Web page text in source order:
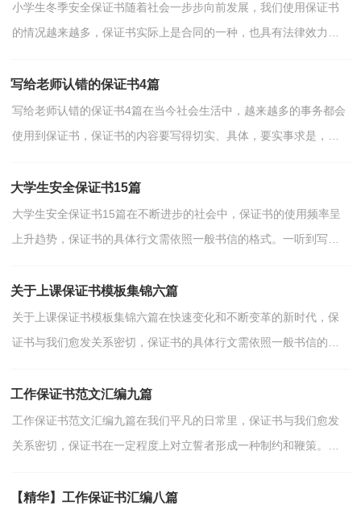
小学生冬季安全保证书随着社会一步步向前发展，我们使用保证书
的情况越来越多，保证书实际上是合同的一种，也具有法律效力。
写给老师认错的保证书4篇
写给老师认错的保证书4篇在当今社会生活中，越来越多的事务都会
使用到保证书，保证书的内容要写得切实、具体，要实事求是，说
大学生安全保证书15篇
大学生安全保证书15篇在不断进步的社会中，保证书的使用频率呈
上升趋势，保证书的具体行文需依照一般书信的格式。一听到写保
关于上课保证书模板集锦六篇
关于上课保证书模板集锦六篇在快速变化和不断变革的新时代，保
证书与我们愈发关系密切，保证书的具体行文需依照一般书信的格
工作保证书范文汇编九篇
工作保证书范文汇编九篇在我们平凡的日常里，保证书与我们愈发
关系密切，保证书在一定程度上对立誓者形成一种制约和鞭策。在
【精华】工作保证书汇编八篇